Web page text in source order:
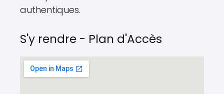
authentiques.
S'y rendre - Plan d'Accès